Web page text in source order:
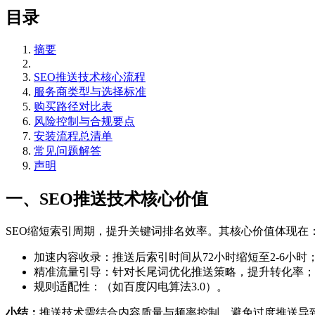
目录
摘要
SEO推送技术核心流程
服务商类型与选择标准
购买路径对比表
风险控制与合规要点
安装流程总清单
常见问题解答
声明
一、SEO推送技术核心价值
SEO缩短索引周期，提升关键词排名效率。其核心价值体现在：
加速内容收录：推送后索引时间从72小时缩短至2-6小时；
精准流量引导：针对长尾词优化推送策略，提升转化率；
规则适配性：（如百度闪电算法3.0）。